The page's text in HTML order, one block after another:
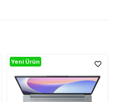
sağlar.
hızlı kablosuz bağlantı ve
Yeni Ürün